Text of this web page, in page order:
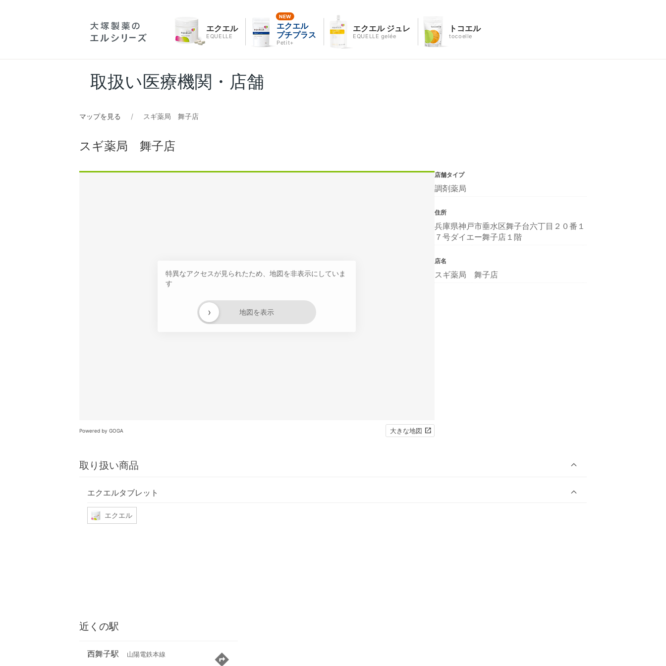
エクエル
EQUELLE
エクエル
プチプラス
Petit+
エクエル ジュレ
EQUELLE gelée
トコエル
tocoelle
取扱い医療機関・店舗
マップを見る スギ薬局 舞子店
スギ薬局 舞子店
特異なアクセスが見られたため、地図を非表示にしていま
す
地図を表示
›
Powered by GOGA 大きな地図
取り扱い商品
エクエルタブレット
エクエル
店舗タイプ
調剤薬局
住所
兵庫県神戸市垂水区舞子台六丁目２０番１
７号ダイエー舞子店１階
店名
スギ薬局 舞子店
近くの駅
西舞子駅 山陽電鉄本線